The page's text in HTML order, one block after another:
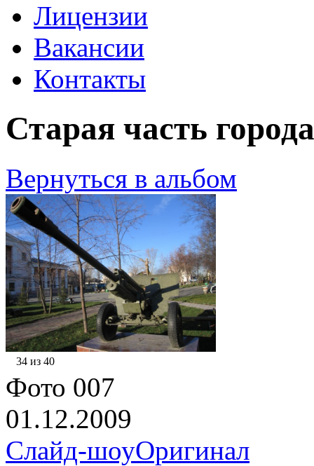
Лицензии
Вакансии
Контакты
Старая часть
Вернуться в альбом
34 из 40
Фото 007
01.12.2009
Слайд-шоуОригинал